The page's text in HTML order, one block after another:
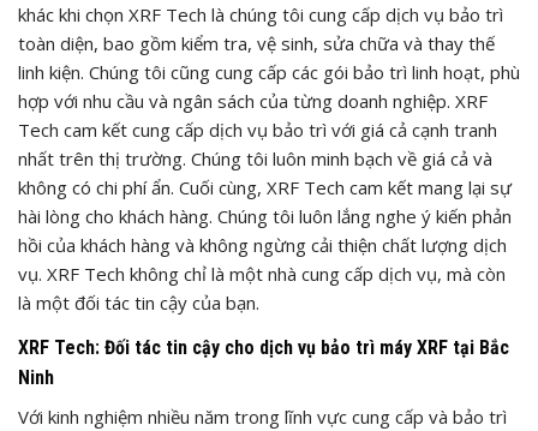
khác khi chọn XRF Tech là chúng tôi cung cấp dịch vụ bảo trì
toàn diện, bao gồm kiểm tra, vệ sinh, sửa chữa và thay thế
linh kiện. Chúng tôi cũng cung cấp các gói bảo trì linh hoạt, phù
hợp với nhu cầu và ngân sách của từng doanh nghiệp. XRF
Tech cam kết cung cấp dịch vụ bảo trì với giá cả cạnh tranh
nhất trên thị trường. Chúng tôi luôn minh bạch về giá cả và
không có chi phí ẩn. Cuối cùng, XRF Tech cam kết mang lại sự
hài lòng cho khách hàng. Chúng tôi luôn lắng nghe ý kiến phản
hồi của khách hàng và không ngừng cải thiện chất lượng dịch
vụ. XRF Tech không chỉ là một nhà cung cấp dịch vụ, mà còn
là một đối tác tin cậy của bạn.
XRF Tech: Đối tác tin cậy cho dịch vụ bảo trì máy XRF tại Bắc
Ninh
Với kinh nghiệm nhiều năm trong lĩnh vực cung cấp và bảo trì